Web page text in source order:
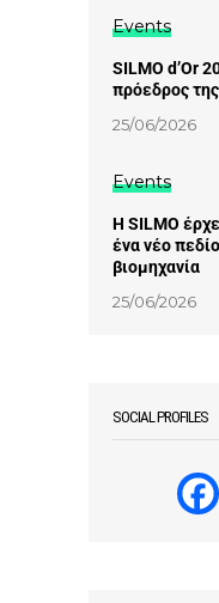
Events
SILMO d’Or
πρόεδρος
25/06/2026
Events
Η SILMO
ένα νέο
βιομηχανία
25/06/2026
SOCIAL PROFILES